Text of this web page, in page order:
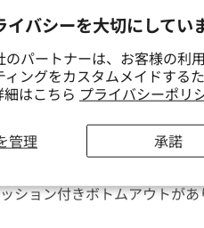
イバシーを大切にしてい
のパートナーは、お客様の利
ィングをカスタムメイドする
はこちら プライバシーポリ
管理 承諾
安定性が向上。
で優れたバウンス応答。
ション。
再現
別なオマージュ。ストックブ
ション付きボトムアウトがあ